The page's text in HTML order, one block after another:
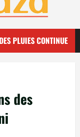
PLUIES CONTINUE
des